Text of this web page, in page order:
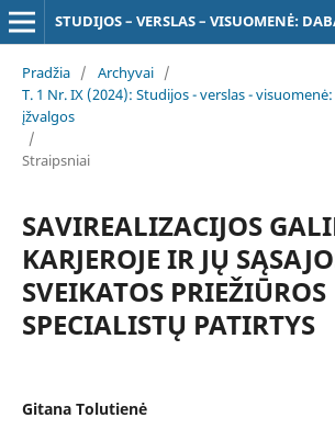
Pradžia / Archyvai /
T. 1 Nr. IX (2024): Studijos - verslas -
įžvalgos
/
Straipsniai
SAVIREALIZACIJOS
KARJEROJE IR JŲ
SVEIKATOS PRIEŽIŪROS
SPECIALISTŲ PATIRTYS
Gitana Tolutienė